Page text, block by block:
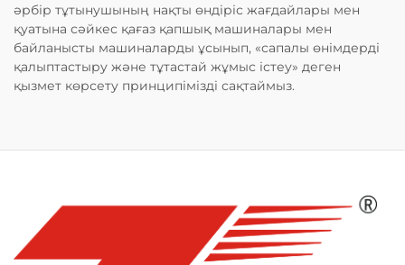
әрбір тұтынушының нақты өндіріс жағдайлары мен
қуатына сәйкес қағаз қапшық машиналары мен
байланысты машиналарды ұсынып, «сапалы өнімдерді
қалыптастыру және тұтастай жұмыс істеу» деген
қызмет көрсету принципімізді сақтаймыз.